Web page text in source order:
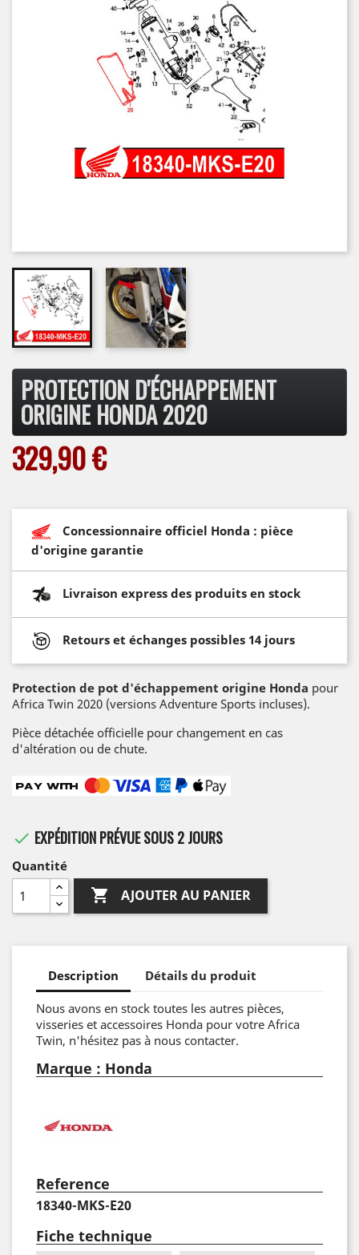
PROTECTION D'ÉCHAPPEMENT
ORIGINE HONDA 2020
329,90 €
Concessionnaire officiel Honda : pièce
d'origine garantie
Livraison express des produits en stock
Retours et échanges possibles 14 jours
Protection de pot d'échappement origine Honda pour
Africa Twin 2020 (versions Adventure Sports incluses).
Pièce détachée officielle pour changement en cas
d'altération ou de chute.
 EXPÉDITION PRÉVUE SOUS 2 JOURS
Quantité
 AJOUTER AU PANIER
Description Détails du produit
Nous avons en stock toutes les autres pièces,
visseries et accessoires Honda pour votre Africa
Twin, n'hésitez pas à nous contacter.
Marque : Honda
Reference
18340-MKS-E20
Fiche technique